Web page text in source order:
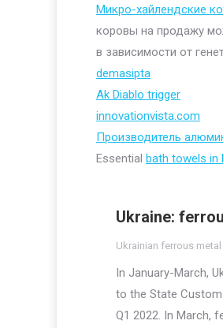
Микро-хайлендские
коровы на продажу
в зависимости от
demasipta
Ak Diablo trigger
innovationvista.com
Производитель
Essential bath towels in
Ukraine:
Ukrainian ferrous
In January-March,
to the State
Q1 2022. In March,